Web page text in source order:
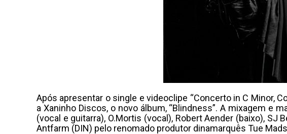
Após apresentar o single e videoclipe “Concerto in C Minor,
a Xaninho Discos, o novo álbum, “Blindness”. A mixagem e
(vocal e guitarra), O.Mortis (vocal), Robert Aender (baixo),
Antfarm (DIN) pelo renomado produtor dinamarquês Tue